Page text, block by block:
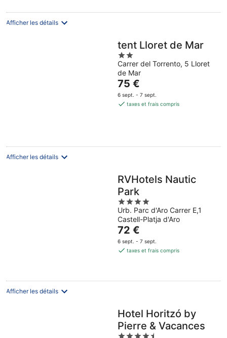
par
Afficher les détails
tent Lloret de Mar
2
out
of
5
Carrer del Torrento, 5 Lloret
de Mar
Le
prix
est
75 €
6 sept. - 7 sept.
taxes et frais compris
Afficher les détails
RVHotels Nautic
Park
4
out
of
5
Urb. Parc d'Aro Carrer E,1
Castell-Platja d'Aro
Le
prix
est
par
72 €
6 sept. - 7 sept.
taxes et frais compris
Afficher les détails
Hotel Horitzó by
Pierre & Vacances